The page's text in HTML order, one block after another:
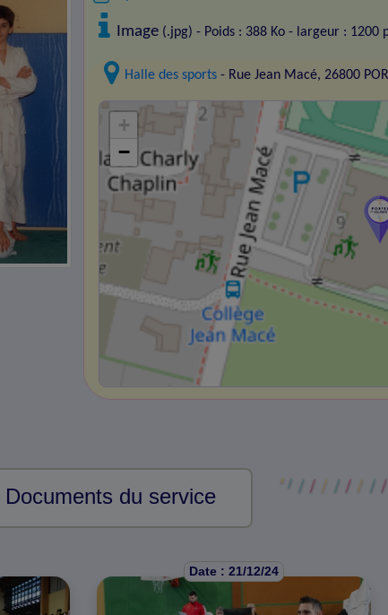
Image (.jpg) - Poids : 388 Ko - largeur : 1200
Halle des sports - Rue Jean Macé, 26800
+
−
Documents du service
Date : 21/12/24